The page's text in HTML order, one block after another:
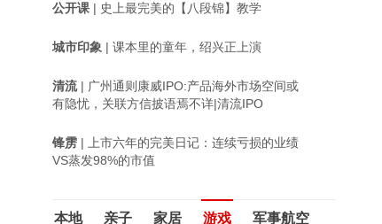
公开课 | 史上最完美的【八段锦】教学
城市印象 | 课本里的童年，绍兴正上演
清流| 广州通则康威IPO:产品海外市场空间或
有隐忧，关联方信披语焉不详|清流IPO
锋雳 | 上市六年的完美日记：连续亏损的业绩
VS蒸发98%的市值
本地 亲子 家居 游戏 军事航空